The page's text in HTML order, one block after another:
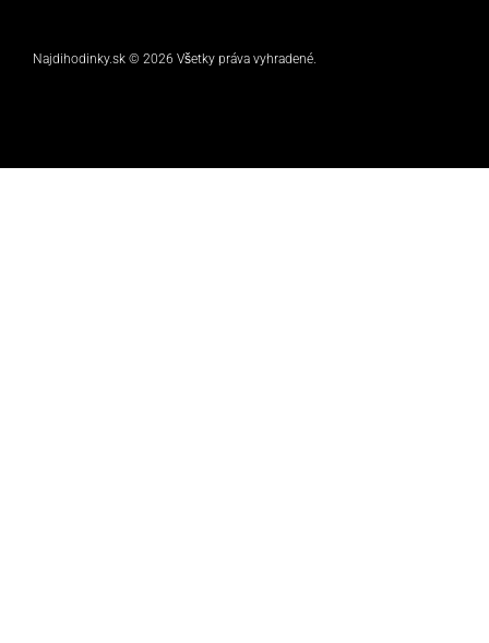
Najdihodinky.sk © 2026 Všetky práva vyhradené.